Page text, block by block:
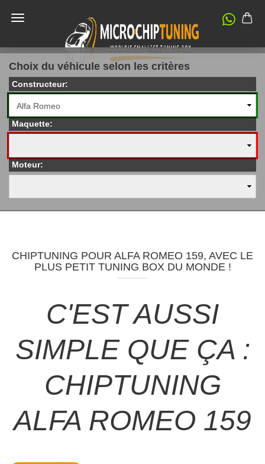
Choix du véhicule selon les critères
Constructeur:
Maquette:
Moteur:
CHIPTUNING POUR ALFA ROMEO 159, AVEC LE
PLUS PETIT TUNING BOX DU MONDE !
C'EST AUSSI
SIMPLE QUE ÇA :
CHIPTUNING
ALFA ROMEO 159